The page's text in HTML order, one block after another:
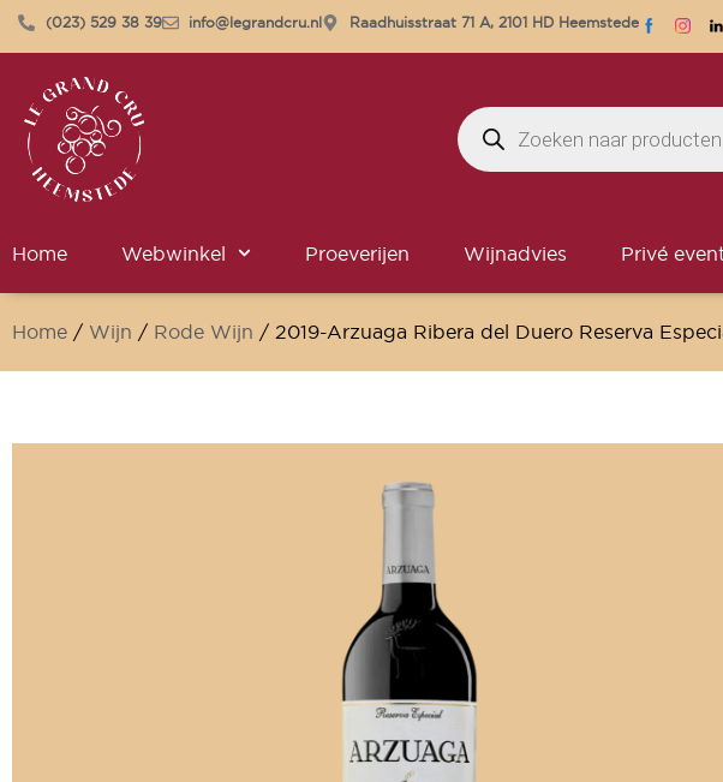
(023) 529 38 39 info@legrandcru.nl Raadhuisstraat 71 A, 2101 HD Heemstede
Home Webwinkel Proeverijen Wijnadvies Privé
Home / Wijn / Rode Wijn / 2019-Arzuaga Ribera del Duero Reserva